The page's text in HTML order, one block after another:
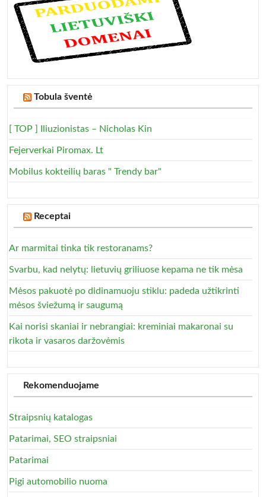
Tobula šventė
[ TOP ] Iliuzionistas – Nicholas Kin
Fejerverkai Piromax. Lt
Mobilus kokteilių baras " Trendy bar"
Receptai
Ar marmitai tinka tik restoranams?
Svarbu, kad nelytų: lietuvių griliuose kepama ne tik mėsa
Mėsos pakuotė po didinamuoju stiklu: padeda užtikrinti
mėsos šviežumą ir saugumą
Kai norisi skaniai ir nebrangiai: kreminiai makaronai su
rikota ir vasaros daržovėmis
Rekomenduojame
Straipsnių katalogas
Patarimai, SEO straipsniai
Patarimai
Pigi automobilio nuoma